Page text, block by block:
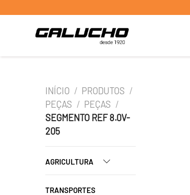
INÍCIO / PRODUTOS /
PEÇAS / PEÇAS /
SEGMENTO REF 8.0V-
205
AGRICULTURA
TRANSPORTES